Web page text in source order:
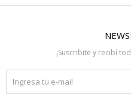
¡Suscribite y recibí